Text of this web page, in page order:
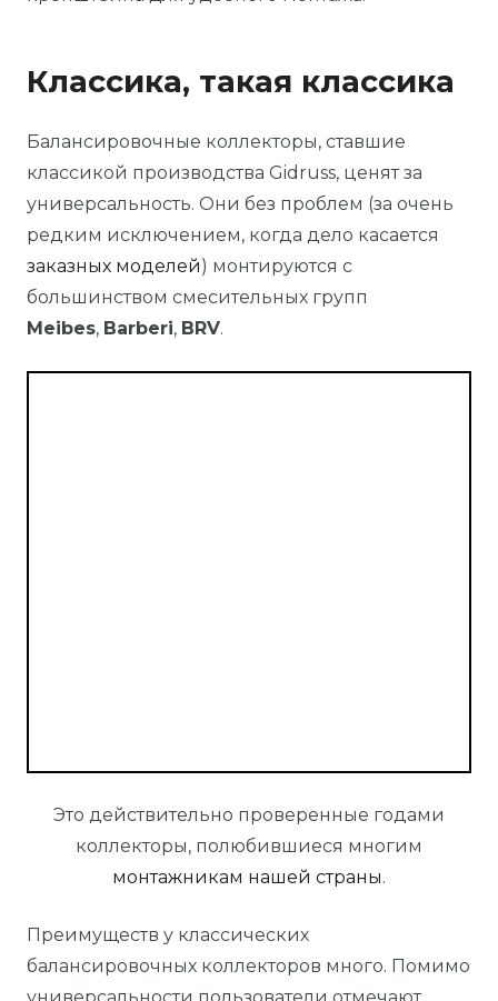
Классика, такая классика
Балансировочные коллекторы, ставшие
классикой производства Gidruss, ценят за
универсальность. Они без проблем (за очень
редким исключением, когда дело касается
заказных моделей) монтируются с
большинством смесительных групп
Meibes, Barberi, BRV.
Это действительно проверенные годами
коллекторы, полюбившиеся многим
монтажникам нашей страны.
Преимуществ у классических
балансировочных коллекторов много. Помимо